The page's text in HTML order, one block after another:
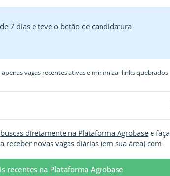
7 dias e teve o botão de candidatura
vagas recentes ativas e minimizar links quebrados
buscas diretamente na Plataforma Agrobase e faça
receber novas vagas diárias (em sua área) com
recentes na Plataforma Agrobase